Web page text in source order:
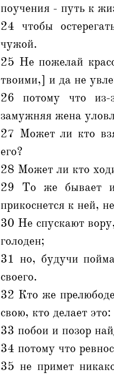
поучения - путь к
24 чтобы
чужой.
25 Не пожелай
твоими,] и да не
26 потому что
замужняя жена
27 Может ли кто
его?
28 Может ли кто
29 То же бывает и
прикоснется к ней,
30 Не спускают
голоден;
31 но, будучи
своего.
32 Кто же
свою, кто делает это:
33 побои и позор
34 потому что
35 не примет